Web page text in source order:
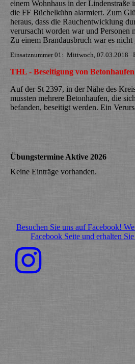
einem Wohnhaus in der Lindenstraße
die FF Büchelkühn alarmiert. Zum
heraus, dass die Rauchentwicklung
verursacht worden war und Personen
Zu einem Brandausbruch war es nicht
Einsatznummer 01: Mittwoch, 07.03.2018
THL - Beseitigung von
Auf der St 2397, in der Nähe des
mussten mehrere Betonhaufen, die
befanden, beseitigt werden. Ein
Übungstermine Aktive 2026
Keine Einträge vorhanden.
Besuchen Sie uns auf Facebook!
Facebook Seite und erhalten